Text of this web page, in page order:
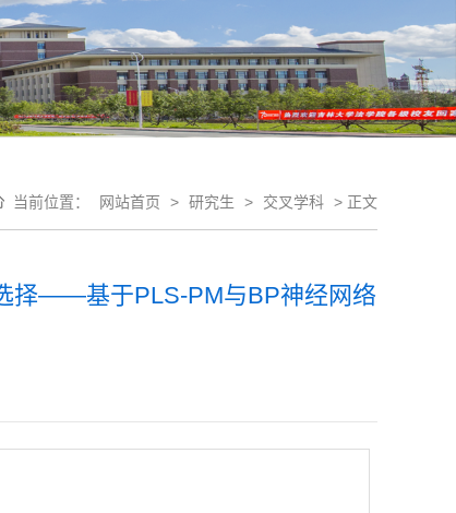
当前位置： 网站首页 > 研究生 > 交叉学科 > 正文
择——基于PLS-PM与BP神经网络